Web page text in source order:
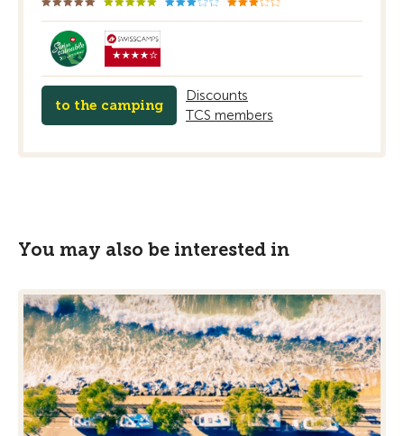
to the camping
Discounts
TCS members
You may also be interested in